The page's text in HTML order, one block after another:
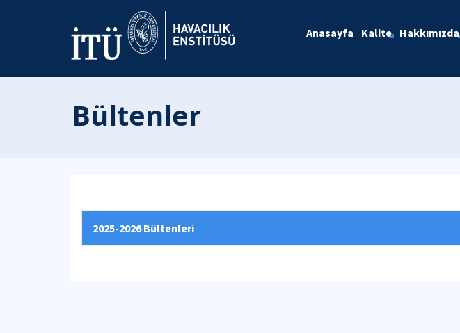
Anasayfa Kalite Hakkımızda
Bültenler
2025-2026 Bültenleri